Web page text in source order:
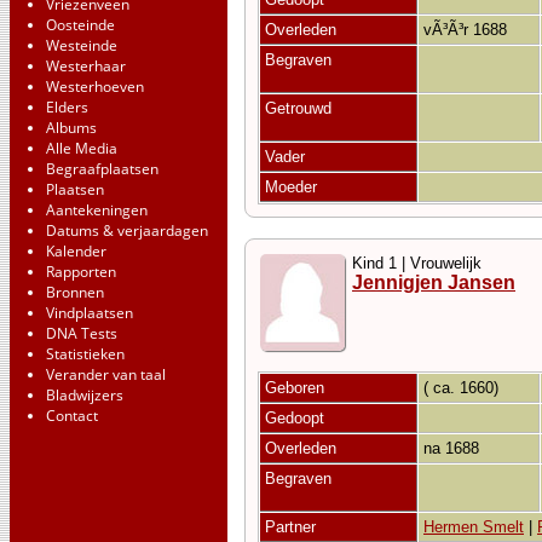
Vriezenveen
Oosteinde
Westeinde
Westerhaar
Westerhoeven
Elders
Albums
Alle Media
Begraafplaatsen
Plaatsen
Aantekeningen
Datums & verjaardagen
Kalender
Rapporten
Bronnen
Vindplaatsen
DNA Tests
Statistieken
Verander van taal
Bladwijzers
Contact
Overleden
vÃ³Ã³r 1688
Begraven
Getrouwd
Vader
Moeder
Kind 1 | Vrouwelijk
Jennigjen Jansen
Geboren ( ca. 1660)
Gedoopt
Overleden
na 1688
Begraven
Partner
Hermen Smelt